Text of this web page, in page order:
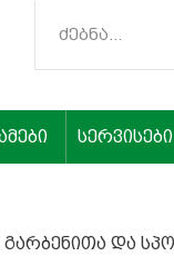
სერვისები
და